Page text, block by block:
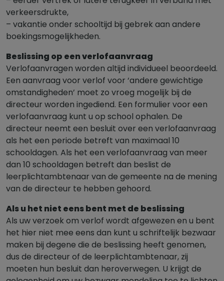
verkeersdrukte,
– vakantie onder schooltijd bij gebrek aan andere
boekingsmogelijkheden.
Beslissing op een verlofaanvraag
Verlofaanvragen worden altijd individueel beoordeeld.
Een aanvraag voor verlof voor ‘andere gewichtige
omstandigheden’ moet zo vroeg mogelijk bij de
directeur worden ingediend. Een formulier voor een
verlofaanvraag kunt u op school ophalen. De
directeur neemt een besluit over een verlofaanvraag
als het een periode betreft van maximaal 10
schooldagen. Als het een verlofaanvraag van meer
dan 10 schooldagen betreft dan beslist de
leerplichtambtenaar van de gemeente na de mening
van de directeur te hebben gehoord.
Als u het niet eens bent met de beslissing
Als uw verzoek om verlof wordt afgewezen en u bent
het hier niet mee eens dan kunt u schriftelijk bezwaar
maken bij degene die de beslissing heeft genomen,
dus de directeur of de leerplichtambtenaar, zij
moeten hun besluit dan heroverwegen. U krijgt de